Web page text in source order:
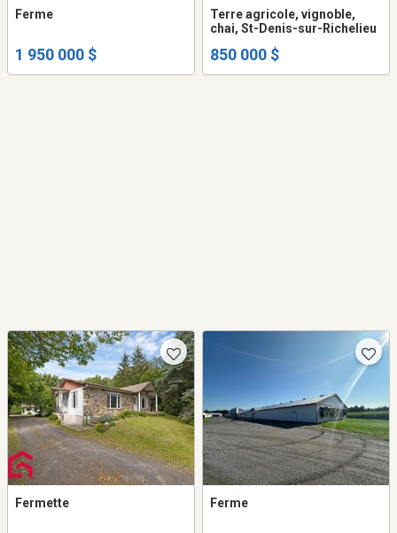
Ferme
1 950 000 $
Terre agricole, vignoble,
chai, St-Denis-sur-Richelieu
850 000 $
Fermette Ferme